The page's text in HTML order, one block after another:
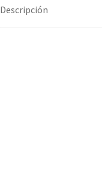
Descripción